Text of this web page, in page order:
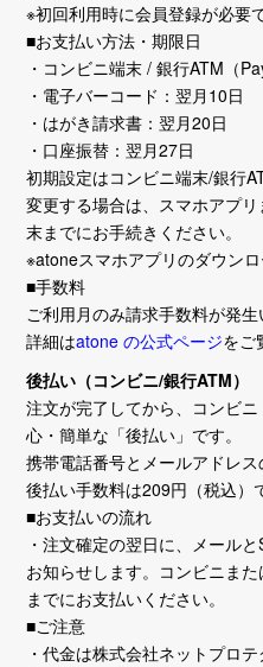
※初回利用時に会員登録が必要で
■お支払い方法・期限日
・コンビニ端末 / 銀行ATM（
・電子バーコード：翌月10日
・はがき請求書：翌月20日
・口座振替：翌月27日
初期設定はコンビニ端末/銀行
変更する場合は、スマホアプ
末までにお手続きください。
※atoneスマホアプリのダウン
■手数料
ご利用月のみ請求手数料が発生
詳細はatone の公式ページをご
後払い（コンビニ/銀行ATM）
注文が完了してから、コンビ
心・簡単な「後払い」です。
携帯電話番号とメールアドレス
後払い手数料は209円（税込）
■お支払いの流れ
・注文確定の翌日に、メール
お知らせします。コンビニま
までにお支払いください。
■ご注意
・代金は株式会社ネットプロ